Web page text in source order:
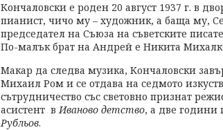
Кончаловски е роден 20 август 1937 г. в
пианист, чичо му – художник, а баща му,
председател на Съюза на съветските
По-малък брат на Андрей е Никита
Макар да следва музика, Кончаловски
Михаил Ром и се отдава на седмото
сътрудничество със световно признат
асистент вИваново детство, а две години
Рубльов.